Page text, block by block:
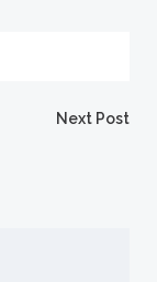
Next Post